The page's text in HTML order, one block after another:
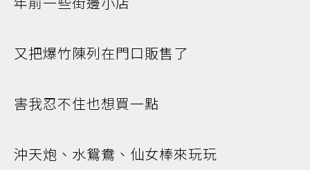
又把爆竹陳列在門口販售了
害我忍不住也想買一點
沖天炮、水鴛鴦、仙女棒來玩玩